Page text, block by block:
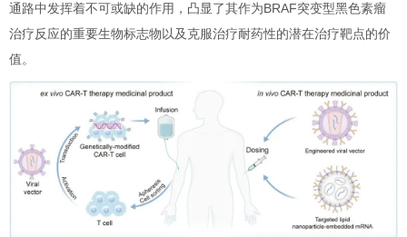
通路中发挥着不可或缺的作用，凸显了其作为BRAF突变型黑色素瘤
治疗反应的重要生物标志物以及克服治疗耐药性的潜在治疗靶点的价
值。